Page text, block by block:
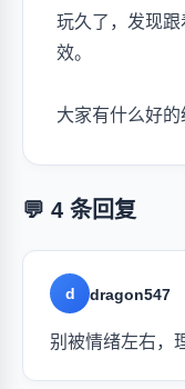
玩久了，发现
效。
大家有什么好的
💬 4 条回复
d dragon547
别被情绪左右，